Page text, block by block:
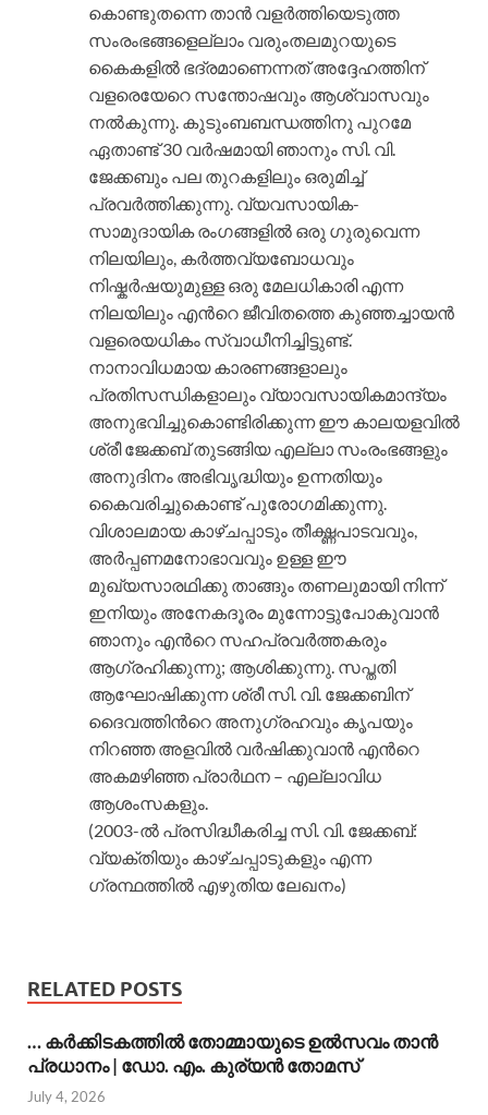
കൊണ്ടുതന്നെ താന്‍ വളര്‍ത്തിയെടുത്ത
സംരംഭങ്ങളെല്ലാം വരുംതലമുറയുടെ
കൈകളില്‍ ഭദ്രമാണെന്നത് അദ്ദേഹത്തിന്
വളരെയേറെ സന്തോഷവും ആശ്വാസവും
നല്‍കുന്നു. കുടുംബബന്ധത്തിനു പുറമേ
ഏതാണ്ട് 30 വര്‍ഷമായി ഞാനും സി. വി.
ജേക്കബും പല തുറകളിലും ഒരുമിച്ച്
പ്രവര്‍ത്തിക്കുന്നു. വ്യവസായിക-
സാമുദായിക രംഗങ്ങളില്‍ ഒരു ഗുരുവെന്ന
നിലയിലും, കര്‍ത്തവ്യബോധവും
നിഷ്കര്‍ഷയുമുള്ള ഒരു മേലധികാരി എന്ന
നിലയിലും എന്‍റെ ജീവിതത്തെ കുഞ്ഞച്ചായന്‍
വളരെയധികം സ്വാധീനിച്ചിട്ടുണ്ട്.
നാനാവിധമായ കാരണങ്ങളാലും
പ്രതിസന്ധികളാലും വ്യാവസായികമാന്ദ്യം
അനുഭവിച്ചുകൊണ്ടിരിക്കുന്ന ഈ കാലയളവില്‍
ശ്രീ ജേക്കബ് തുടങ്ങിയ എല്ലാ സംരംഭങ്ങളും
അനുദിനം അഭിവൃദ്ധിയും ഉന്നതിയും
കൈവരിച്ചുകൊണ്ട് പുരോഗമിക്കുന്നു.
വിശാലമായ കാഴ്ചപ്പാടും തീക്ഷ്ണപാടവവും,
അര്‍പ്പണമനോഭാവവും ഉള്ള ഈ
മുഖ്യസാരഥിക്കു താങ്ങും തണലുമായി നിന്ന്
ഇനിയും അനേകദൂരം മുന്നോട്ടുപോകുവാന്‍
ഞാനും എന്‍റെ സഹപ്രവര്‍ത്തകരും
ആഗ്രഹിക്കുന്നു; ആശിക്കുന്നു. സപ്തതി
ആഘോഷിക്കുന്ന ശ്രീ സി. വി. ജേക്കബിന്
ദൈവത്തിന്‍റെ അനുഗ്രഹവും കൃപയും
നിറഞ്ഞ അളവില്‍ വര്‍ഷിക്കുവാന്‍ എന്‍റെ
അകമഴിഞ്ഞ പ്രാര്‍ഥന – എല്ലാവിധ
ആശംസകളും.
(2003-ല്‍ പ്രസിദ്ധീകരിച്ച സി. വി. ജേക്കബ്:
വ്യക്തിയും കാഴ്ചപ്പാടുകളും എന്ന
ഗ്രന്ഥത്തില്‍ എഴുതിയ ലേഖനം)
RELATED POSTS
… കര്‍ക്കിടകത്തില്‍ തോമ്മായുടെ ഉല്‍സവം താന്‍
പ്രധാനം | ഡോ. എം. കുര്യന്‍ തോമസ്
July 4, 2026